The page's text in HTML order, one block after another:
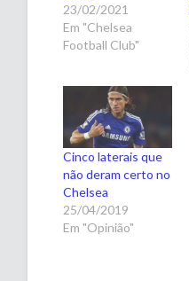
23/02/2021
Em "Chelsea
Football Club"
Cinco laterais que
não deram certo no
Chelsea
25/04/2019
Em "Opinião"